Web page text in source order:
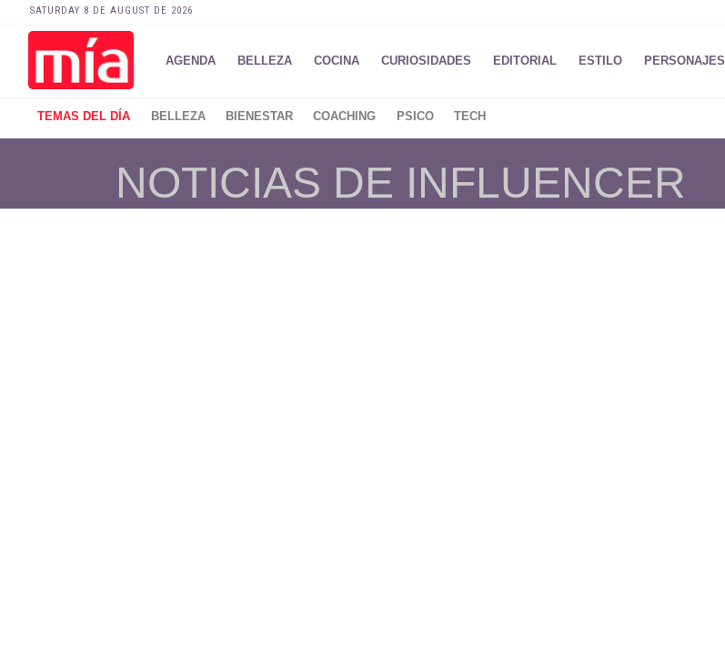
SATURDAY 8 DE AUGUST DE 2026
AGENDA BELLEZA COCINA CURIOSIDADES EDITORIAL ESTILO PERSONAJES
TEMAS DEL DÍA BELLEZA BIENESTAR COACHING PSICO TECH
NOTICIAS DE INFLUENCER